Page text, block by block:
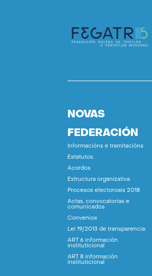
NOVAS
FEDERACIÓN
Informacións e tramitacións
Estatutos
Acordos
Estructura organizativa
Procesos electoroais 2018
Actas, convocatorias e
comunicados
Convenios
Lei 19/2013 de transparencia:
ART 6 información
instituticional
ART 8 información
instituticional